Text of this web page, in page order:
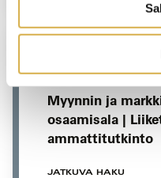
Myynnin ja
osaamisala |
ammattitutkinto
JATKUVA HAKU